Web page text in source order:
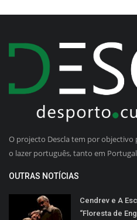
O projecto Descla tem por
o lazer português, tanto em
OUTRAS NOTÍCIAS
Cendrev e A
“Floresta de